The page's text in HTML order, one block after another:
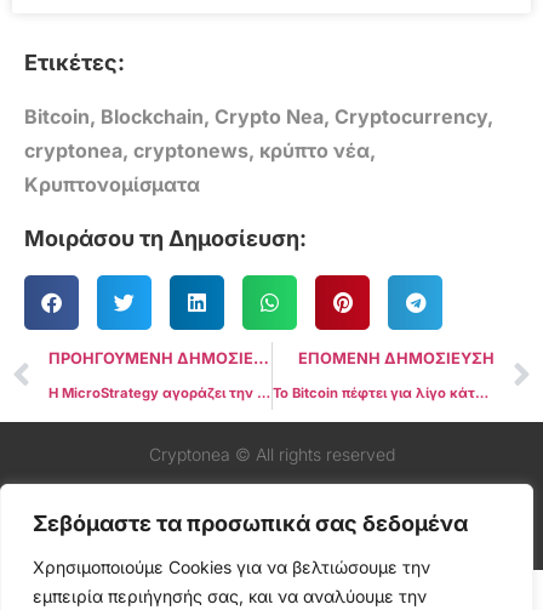
Σεβόμαστε τα προσωπικά σας δεδομένα
Χρησιμοποιούμε Cookies για να βελτιώσουμε την
εμπειρία περιήγησής σας, και να αναλύουμε την
Ετικέτες:
Bitcoin, Blockchain, Crypto Nea, Cryptocurrency,
cryptonea, cryptonews, κρύπτο νέα,
Κρυπτονομίσματα
Μοιράσου τη Δημοσίευση:
ΠΡΟΗΓΟΥΜΕΝΗ ΔΗΜΟΣΙΕΥΣΗ
Η MicroStrategy αγοράζει την πτώση του Bitcoin, συσσωρεύοντας πάνω από 450.000 BTC
ΕΠΟΜΕΝΗ ΔΗΜΟΣΙΕΥΣΗ
Το Bitcoin πέφτει για λίγο κάτω από τα 90 χιλιάδες δολάρια καθώς οι επενδυτές προετοιμάζονται για την επικείμενη οικονομική αβεβαιότητα
Cryptonea © All rights reserved